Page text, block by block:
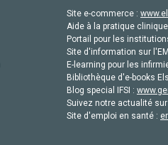
Site e-commerce :
Aide à la pratique
Portail pour les
Site d'information sur
E-learning pour les
Bibliothèque d'e-books
Blog special IFSI :
Suivez notre actualité
Site d'emploi en santé :